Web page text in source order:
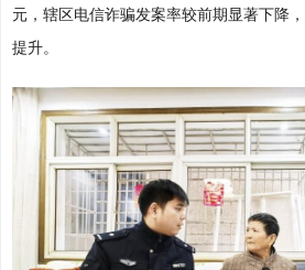
元，辖区电信诈骗发案率较前期显著下降
提升。